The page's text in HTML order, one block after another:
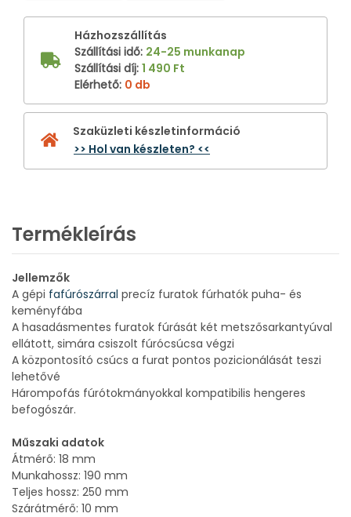
Házhozszállítás
Szállítási idő: 24-25 munkanap
Szállítási díj: 1 490 Ft
Elérhető: 0 db
Szaküzleti készletinformáció
>> Hol van készleten? <<
Termékleírás
Jellemzők
A gépi fafúrószárral precíz furatok fúrhatók puha- és
keményfába
A hasadásmentes furatok fúrását két metszősarkantyúval
ellátott, simára csiszolt fúrócsúcsa végzi
A központosító csúcs a furat pontos pozicionálását teszi
lehetővé
Hárompofás fúrótokmányokkal kompatibilis hengeres
befogószár.
Műszaki adatok
Átmérő: 18 mm
Munkahossz: 190 mm
Teljes hossz: 250 mm
Szárátmérő: 10 mm